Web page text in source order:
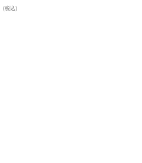
(税込)